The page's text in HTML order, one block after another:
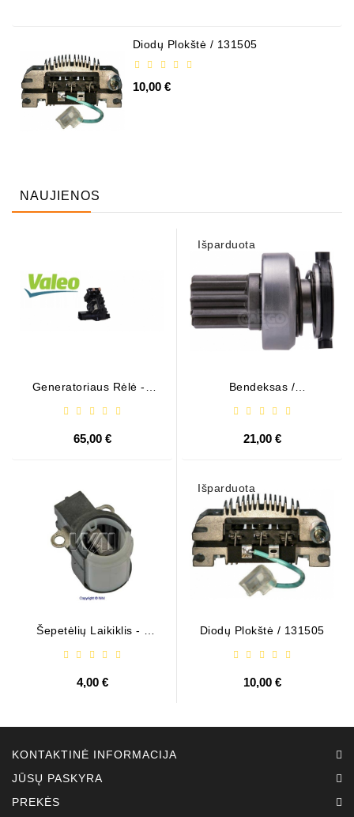
Diodų Plokštė / 131505
10,00 €
NAUJIENOS
Generatoriaus Rėlė - /
65,00 €
Šepetėlių Laikiklis - /
4,00 €
Išparduota
Bendeksas /
21,00 €
Išparduota
Diodų Plokštė / 131505
10,00 €
KONTAKTINĖ INFORMACIJA
JŪSŲ PASKYRA
PREKĖS